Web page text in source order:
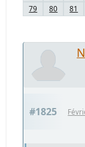
79
80 81
#1825